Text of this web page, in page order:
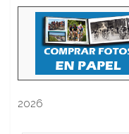
2026